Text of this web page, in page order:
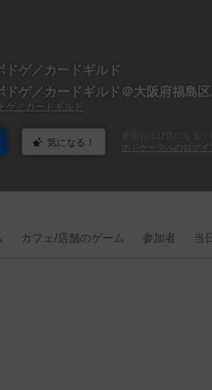
ドゲ／カードギルド
ドゲ／カードギルド＠大阪府福島
ゲ／カードギルド
気になる！
ボドゲーマへのログイ
カフェ/店舗のゲーム 参加者 当